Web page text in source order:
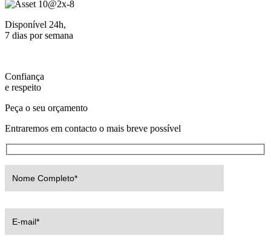
Disponível 24h,
7 dias por semana
Confiança
e respeito
Peça o seu orçamento
Entraremos em contacto o mais breve possível